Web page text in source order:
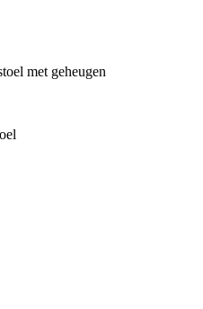
met geheugen